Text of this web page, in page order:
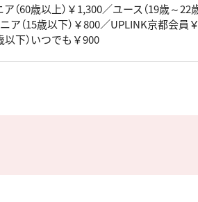
（60歳以上）￥1,300／ユース（19歳～22
ア（15歳以下）￥800／UPLINK京都会員
以下）いつでも￥900